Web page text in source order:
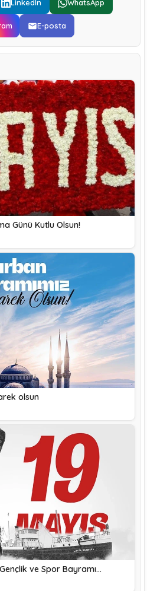
LinkedIn WhatsApp
E-posta
Günü Kutlu Olsun!
olsun
ve Spor Bayramı…